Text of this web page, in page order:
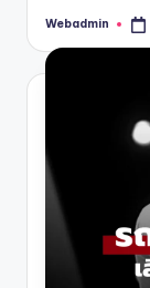
Posted
Webadmin